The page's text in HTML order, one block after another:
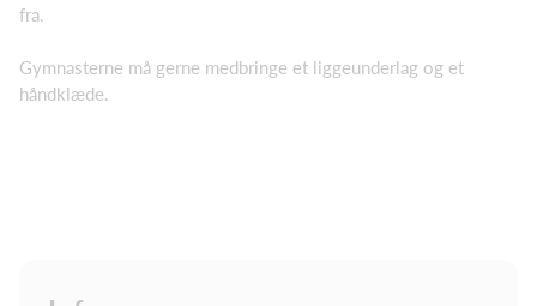
fra.
Gymnasterne må gerne medbringe et liggeunderlag og et
håndklæde.